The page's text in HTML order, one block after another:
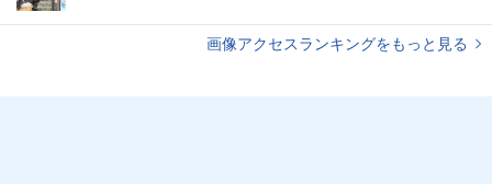
画像アクセスランキングをもっと見る